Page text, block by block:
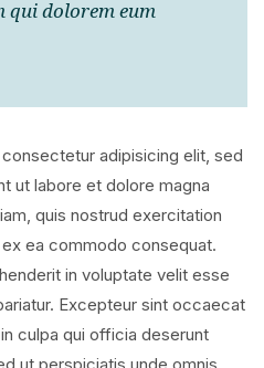
qui dolorem eum
adipisicing elit, sed
ut labore et dolore magna
quis nostrud exercitation
ea commodo consequat.
in voluptate velit esse
Excepteur sint occaecat
culpa qui officia deserunt